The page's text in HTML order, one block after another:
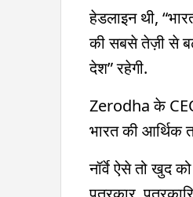
हेडलाइन थी,
की सबसे तेज़ी से
देश” रहेगी.
Zerodha के
भारत की आर्थिक
नॉर्वे ऐसे तो खुद